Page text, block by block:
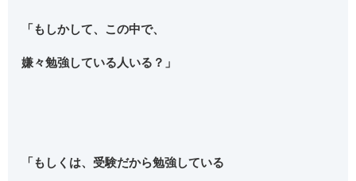
「もしかして、この中で、
嫌々勉強している人いる？」
「もしくは、受験だから勉強している